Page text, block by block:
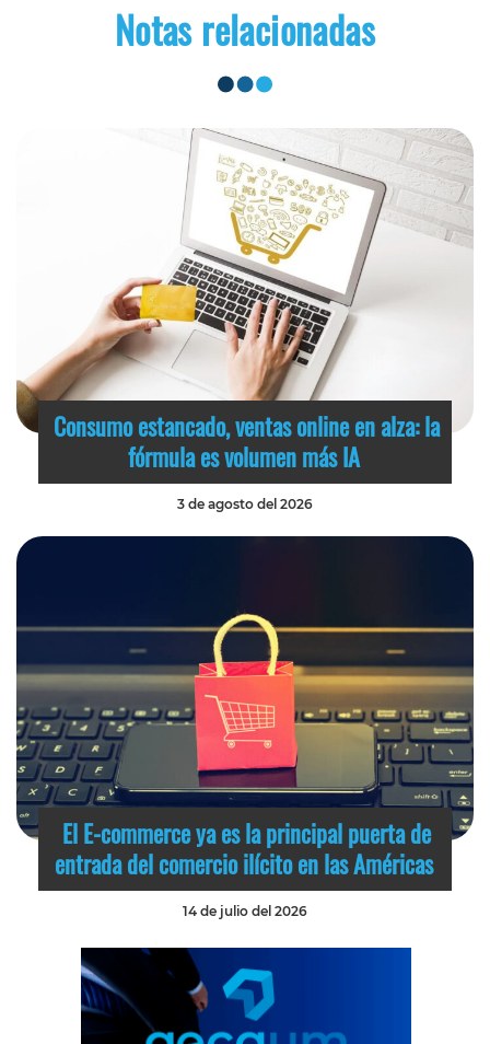
Notas relacionadas
Consumo estancado, ventas online en alza: la
fórmula es volumen más IA
3 de agosto del 2026
El E-commerce ya es la principal puerta de
entrada del comercio ilícito en las Américas
14 de julio del 2026